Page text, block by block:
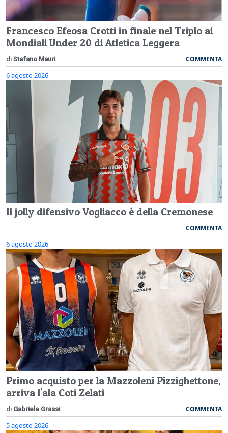
Francesco Efeosa Crotti in finale nel Triplo ai
Mondiali Under 20 di Atletica Leggera
di Stefano Mauri COMMENTA
6 agosto 2026
Il jolly difensivo Vogliacco è della Cremonese
COMMENTA
6 agosto 2026
Primo acquisto per la Mazzoleni Pizzighettone,
arriva l'ala Coti Zelati
di Gabriele Grassi COMMENTA
5 agosto 2026